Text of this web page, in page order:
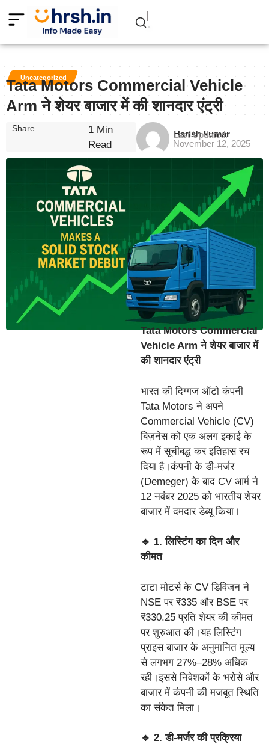
Uncategorized
Tata Motors Commercial Vehicle
Arm ने शेयर बाजार में की शानदार एंट्री
Harish kumar
Last Updated:
November 12, 2025
Share
1 Min
Read
Tata Motors Commercial
Vehicle Arm ने शेयर बाजार में
की शानदार एंट्री
भारत की दिग्गज ऑटो कंपनी
Tata Motors ने अपने
Commercial Vehicle (CV)
बिज़नेस को एक अलग इकाई के
रूप में सूचीबद्ध कर इतिहास रच
दिया है।कंपनी के डी-मर्जर
(Demeger) के बाद CV आर्म ने
12 नवंबर 2025 को भारतीय शेयर
बाजार में दमदार डेब्यू किया।
🔹 1. लिस्टिंग का दिन और
कीमत
टाटा मोटर्स के CV डिविजन ने
NSE पर ₹335 और BSE पर
₹330.25 प्रति शेयर की कीमत
पर शुरुआत की।यह लिस्टिंग
प्राइस बाजार के अनुमानित मूल्य
से लगभग 27%–28% अधिक
रही।इससे निवेशकों के भरोसे और
बाजार में कंपनी की मजबूत स्थिति
का संकेत मिला।
🔹 2. डी-मर्जर की प्रक्रिया